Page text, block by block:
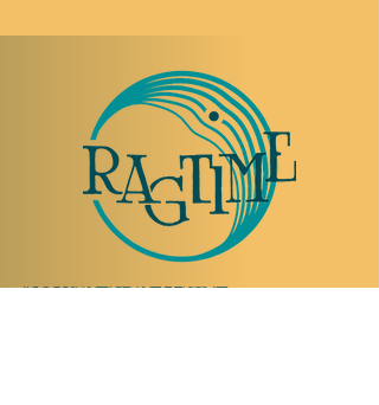
NOUS RENDRE VISITE